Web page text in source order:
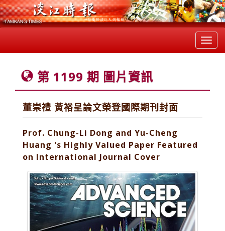
第 1199 期 圖片資訊
董崇禮 黃裕呈論文榮登國際期刊封面
Prof. Chung-Li Dong and Yu-Cheng
Huang 's Highly Valued Paper Featured
on International Journal Cover